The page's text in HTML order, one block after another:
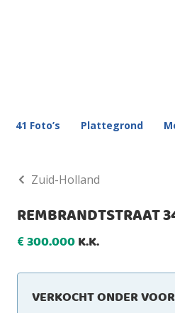
41 Foto’s Plattegrond
Zuid-Holland
REMBRANDTSTRAAT
€300.000K.K.
VERKOCHT ONDER